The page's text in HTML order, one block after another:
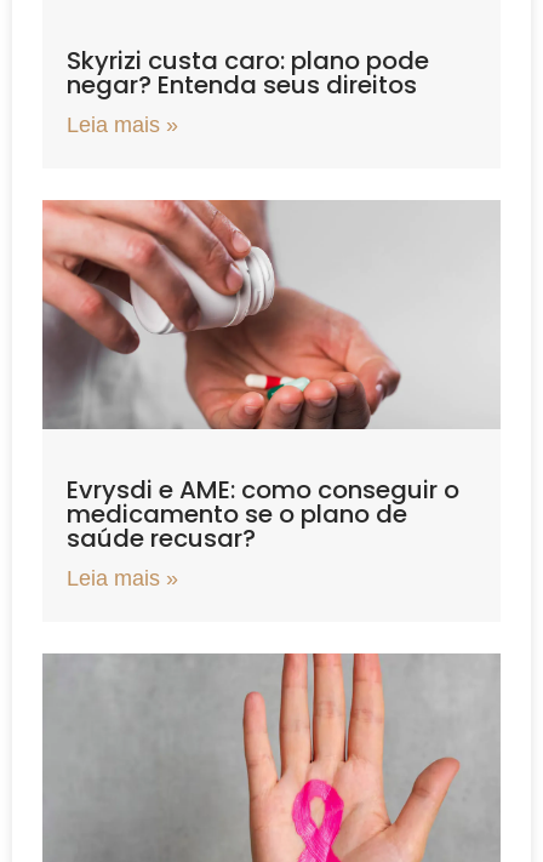
Skyrizi custa caro: plano pode
negar? Entenda seus direitos
Leia mais »
Evrysdi e AME: como conseguir o
medicamento se o plano de
saúde recusar?
Leia mais »